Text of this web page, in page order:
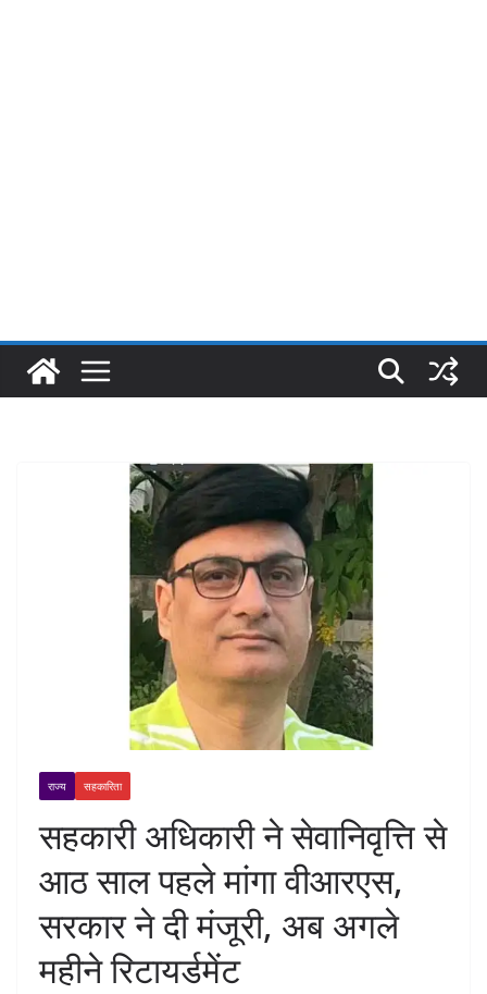
राज्य सहकारिता
सहकारी अधिकारी ने सेवानिवृत्ति से
आठ साल पहले मांगा वीआरएस,
सरकार ने दी मंजूरी, अब अगले
महीने रिटायर्डमेंट